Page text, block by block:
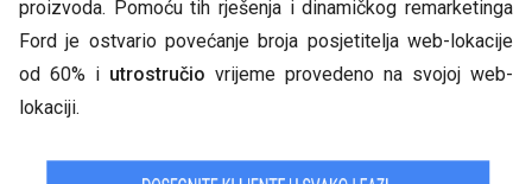
proizvoda. Pomoću tih rješenja i dinamičkog remarketinga
Ford je ostvario povećanje broja posjetitelja web-lokacije
od 60% i utrostručio vrijeme provedeno na svojoj web-
lokaciji.